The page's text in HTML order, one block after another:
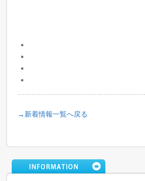
桃太郎不
→新着情報一覧へ戻る